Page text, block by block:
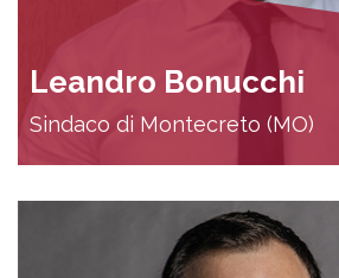
Leandro Bonucchi
Sindaco di Montecreto (MO)